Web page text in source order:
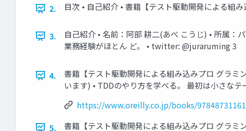
2. 目次 • 自己紹介 • 書籍【テスト駆動開発による組
3.
自己紹介 • 名前：阿部 耕二(あべ こうじ) • 所属：
業務経験がほとん ど。 • twitter: @juraruming 3
4.
書籍【テスト駆動開発による組み込みプロ グラ
います) • TDDのやり方を学べる。 最初は小さな
https://www.oreilly.co.jp/books/
5.
書籍【テスト駆動開発による組み込みプロ グラミ